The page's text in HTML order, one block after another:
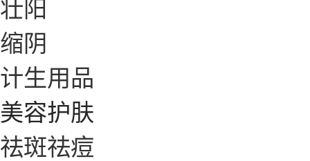
壮阳
缩阴
计生用品
美容护肤
祛斑祛痘